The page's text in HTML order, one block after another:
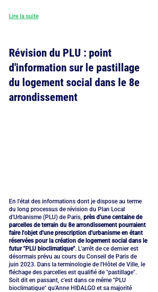
Lire la suite
Révision du PLU : point
d'information sur le pastillage
du logement social dans le 8e
arrondissement
En l'état des informations dont je dispose au terme
du long processus de révision du Plan Local
d'Urbanisme (PLU) de Paris, près d'une centaine de
parcelles de terrain du 8e arrondissement pourraient
faire l'objet d'une prescription d'urbanisme en étant
réservées pour la création de logement social dans le
futur "PLU bioclimatique". L'arrêt de ce dernier est
désormais prévu au cours du Conseil de Paris de
juin 2023. Dans la terminologie de l'Hôtel de Ville, le
fléchage des parcelles est qualifié de "pastillage".
Soit dit en passant, c'est dans ce même "PLU
bioclimatique" qu'Anne HIDALGO et sa majorité